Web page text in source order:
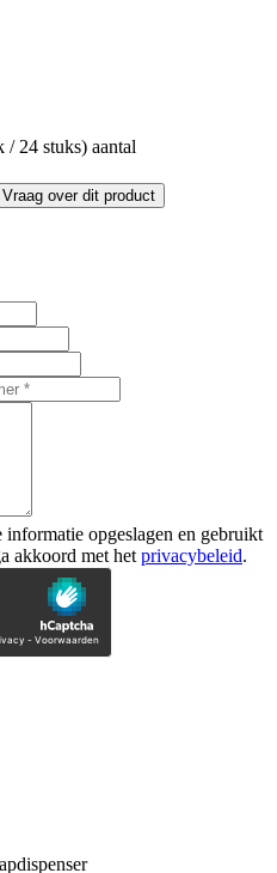
24 stuks) aantal
Vraag over dit product
opgeslagen en gebruikt
akkoord met het privacybeleid.